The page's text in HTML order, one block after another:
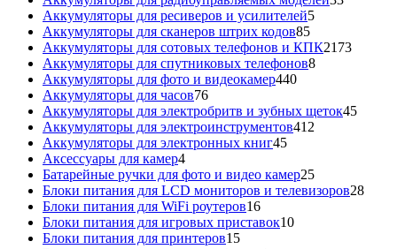
Аккумуляторы для ресиверов и усилителей55
Аккумуляторы для сканеров штрих кодов8585
товаров
Аккумуляторы для сотовых телефонов и КПК21732173
Аккумуляторы для спутниковых телефонов88
Аккумуляторы для фото и видеокамер440440
Аккумуляторы для часов7676
товаров
Аккумуляторы для электробритв и зубных щеток4545
Аккумуляторы для электроинструментов412
Аккумуляторы для электронных книг4545
Аксессуары для камер44
товара
Батарейные ручки для фото и видео камер2525
товаров
Блоки питания для LCD мониторов и телевизоров2828
Блоки питания для WiFi роутеров1616
товаров
Блоки питания для игровых приставок1010
Блоки питания для принтеров1515